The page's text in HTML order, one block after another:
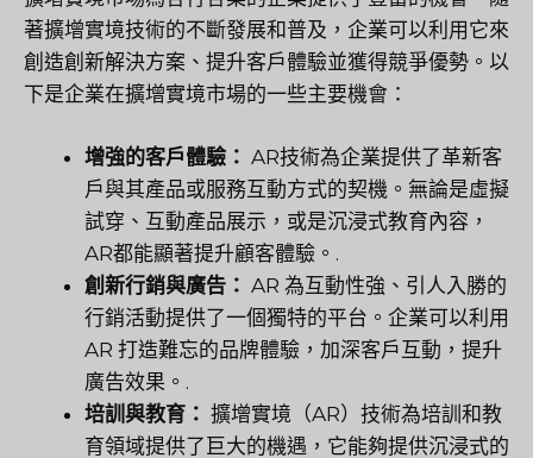
著擴增實境技術的不斷發展和普及，企業可以利用它來
創造創新解決方案、提升客戶體驗並獲得競爭優勢。以
下是企業在擴增實境市場的一些主要機會：
增強的客戶體驗： AR技術為企業提供了革新客
戶與其產品或服務互動方式的契機。無論是虛擬
試穿、互動產品展示，或是沉浸式教育內容，
AR都能顯著提升顧客體驗。.
創新行銷與廣告： AR 為互動性強、引人入勝的
行銷活動提供了一個獨特的平台。企業可以利用
AR 打造難忘的品牌體驗，加深客戶互動，提升
廣告效果。.
培訓與教育： 擴增實境（AR）技術為培訓和教
育領域提供了巨大的機遇，它能夠提供沉浸式的